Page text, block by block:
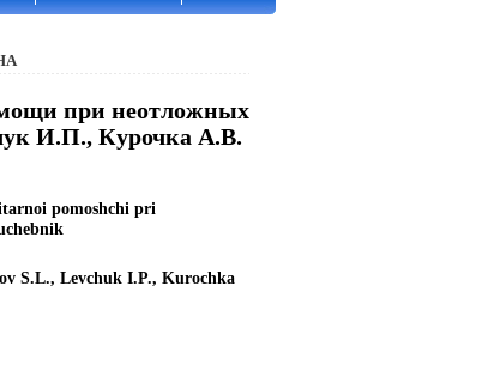
при неотложных
И.П., Курочка А.В.
pomoshchi pri
S.L., Levchuk I.P., Kurochka